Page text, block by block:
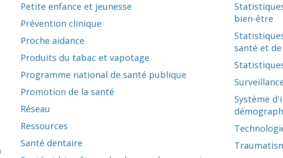
Petite enfance et jeunesse
Prévention clinique
Proche aidance
Produits du tabac et vapotage
Programme national de santé publique
Promotion de la santé
Réseau
Ressources
Santé dentaire
bien-être
santé et
Système